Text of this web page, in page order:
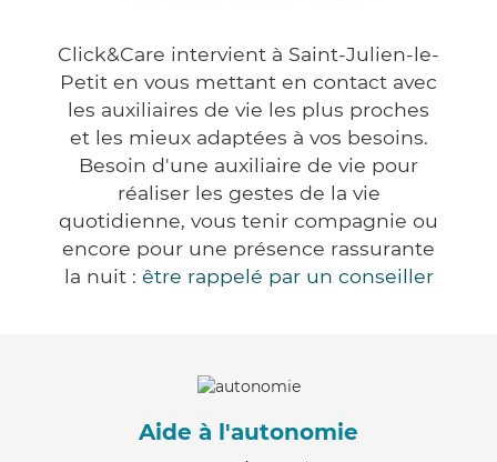
Click&Care intervient à Saint-Julien-le-
Petit en vous mettant en contact avec
les auxiliaires de vie les plus proches
et les mieux adaptées à vos besoins.
Besoin d'une auxiliaire de vie pour
réaliser les gestes de la vie
quotidienne, vous tenir compagnie ou
encore pour une présence rassurante
la nuit : être rappelé par un conseiller
Aide à l'autonomie